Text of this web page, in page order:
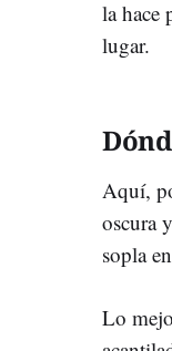
la hace
lugar.
Aquí,
oscura
sopla
Lo